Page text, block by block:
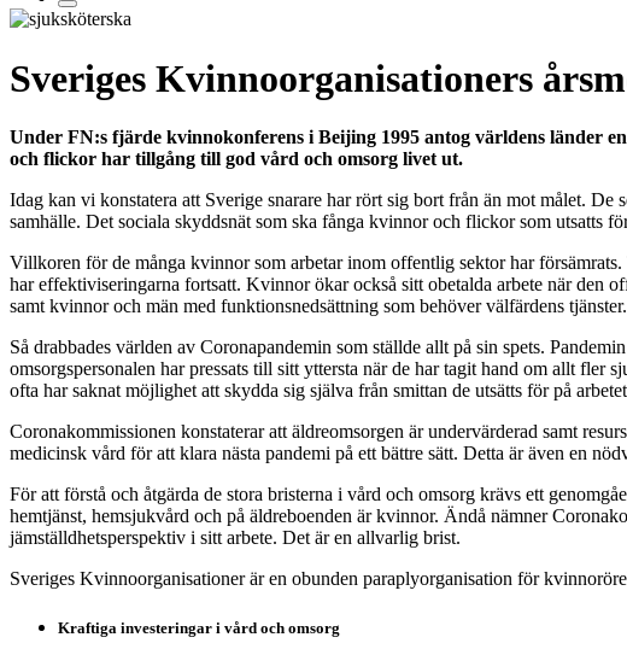
Sveriges Kvinnoorganisationers
Under FN:s fjärde kvinnokonferens i Beijing 1995 antog världens länder
och flickor har tillgång till god vård och omsorg livet ut.
Idag kan vi konstatera att Sverige snarare har rört sig bort från än mot målet.
samhälle. Det sociala skyddsnät som ska fånga kvinnor och flickor som utsatts
Villkoren för de många kvinnor som arbetar inom offentlig sektor har
har effektiviseringarna fortsatt. Kvinnor ökar också sitt obetalda arbete när den
samt kvinnor och män med funktionsnedsättning som behöver välfärdens tjänster.
Så drabbades världen av Coronapandemin som ställde allt på sin spets.
omsorgspersonalen har pressats till sitt yttersta när de har tagit hand om allt fler
ofta har saknat möjlighet att skydda sig själva från smittan de utsätts för på
Coronakommissionen konstaterar att äldreomsorgen är undervärderad samt
medicinsk vård för att klara nästa pandemi på ett bättre sätt. Detta är även en
För att förstå och åtgärda de stora bristerna i vård och omsorg krävs ett
hemtjänst, hemsjukvård och på äldreboenden är kvinnor. Ändå nämner
jämställdhetsperspektiv i sitt arbete. Det är en allvarlig brist.
Sveriges Kvinnoorganisationer är en obunden paraplyorganisation för
Kraftiga investeringar i vård och omsorg